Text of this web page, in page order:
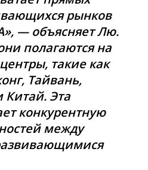
рынков
— объясняет Лю.
полагаются на
такие как
Тайвань,
Эта
конкурентную
между